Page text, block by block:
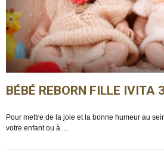
BÉBÉ REBORN FILLE IVITA
Pour mettre de la joie et la bonne humeur au
votre enfant ou à ...